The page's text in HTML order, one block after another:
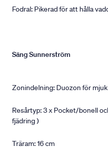
Fodral: Pikerad för att hålla
Säng Sunnerström
Zonindelning: Duozon för
Resårtyp: 3 x Pocket/bonell
fjädring )
Träram: 16 cm